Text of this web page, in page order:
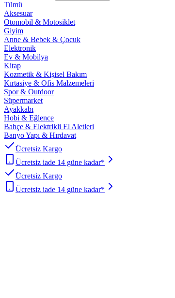
Tümü
Aksesuar
Otomobil & Motosiklet
Giyim
Anne & Bebek & Çocuk
Elektronik
Ev & Mobilya
Kitap
Kozmetik & Kişisel Bakım
Kırtasiye & Ofis Malzemeleri
Spor & Outdoor
Süpermarket
Ayakkabı
Hobi & Eğlence
Bahçe & Elektrikli El Aletleri
Banyo Yapı & Hırdavat
Ücretsiz Kargo
Ücretsiz iade 14 güne kadar*
Ücretsiz Kargo
Ücretsiz iade 14 güne kadar*